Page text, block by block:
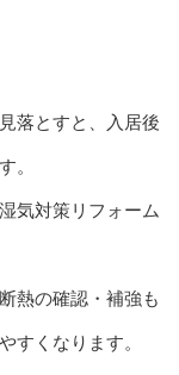
落とすと、入居後
。
気対策リフォーム
熱の確認・補強も
すくなります。